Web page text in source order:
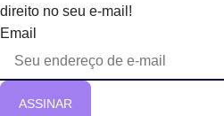
direito no seu e-mail!
Email
ASSINAR